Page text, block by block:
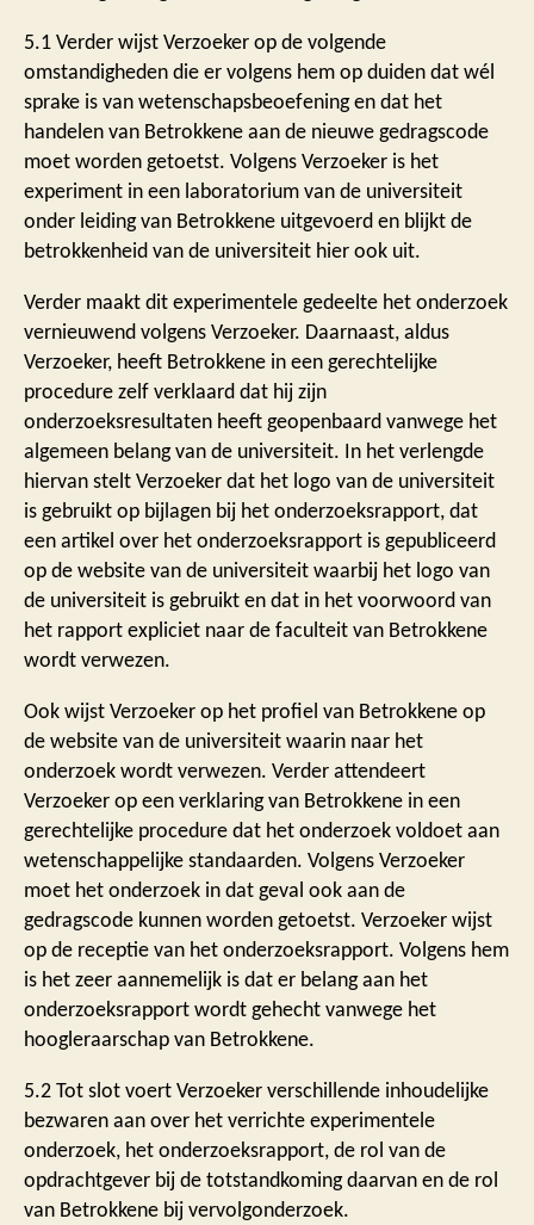
5.1 Verder wijst Verzoeker op de volgende
omstandigheden die er volgens hem op duiden dat wél
sprake is van wetenschapsbeoefening en dat het
handelen van Betrokkene aan de nieuwe gedragscode
moet worden getoetst. Volgens Verzoeker is het
experiment in een laboratorium van de universiteit
onder leiding van Betrokkene uitgevoerd en blijkt de
betrokkenheid van de universiteit hier ook uit.
Verder maakt dit experimentele gedeelte het onderzoek
vernieuwend volgens Verzoeker. Daarnaast, aldus
Verzoeker, heeft Betrokkene in een gerechtelijke
procedure zelf verklaard dat hij zijn
onderzoeksresultaten heeft geopenbaard vanwege het
algemeen belang van de universiteit. In het verlengde
hiervan stelt Verzoeker dat het logo van de universiteit
is gebruikt op bijlagen bij het onderzoeksrapport, dat
een artikel over het onderzoeksrapport is gepubliceerd
op de website van de universiteit waarbij het logo van
de universiteit is gebruikt en dat in het voorwoord van
het rapport expliciet naar de faculteit van Betrokkene
wordt verwezen.
Ook wijst Verzoeker op het profiel van Betrokkene op
de website van de universiteit waarin naar het
onderzoek wordt verwezen. Verder attendeert
Verzoeker op een verklaring van Betrokkene in een
gerechtelijke procedure dat het onderzoek voldoet aan
wetenschappelijke standaarden. Volgens Verzoeker
moet het onderzoek in dat geval ook aan de
gedragscode kunnen worden getoetst. Verzoeker wijst
op de receptie van het onderzoeksrapport. Volgens hem
is het zeer aannemelijk is dat er belang aan het
onderzoeksrapport wordt gehecht vanwege het
hoogleraarschap van Betrokkene.
5.2 Tot slot voert Verzoeker verschillende inhoudelijke
bezwaren aan over het verrichte experimentele
onderzoek, het onderzoeksrapport, de rol van de
opdrachtgever bij de totstandkoming daarvan en de rol
van Betrokkene bij vervolgonderzoek.